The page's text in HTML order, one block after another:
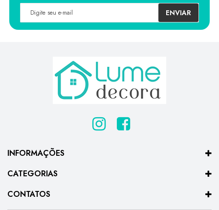
ENVIAR
INFORMAÇÕES
CATEGORIAS
CONTATOS